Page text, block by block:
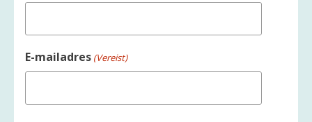
E-mailadres (Vereist)